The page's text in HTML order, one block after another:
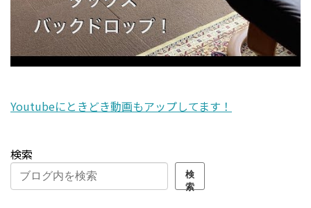
Youtubeにときどき動画もアップしてます！
検索
検
索